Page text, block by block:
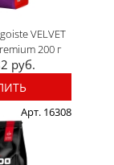
VELVET
200 г
руб.
Арт. 16308